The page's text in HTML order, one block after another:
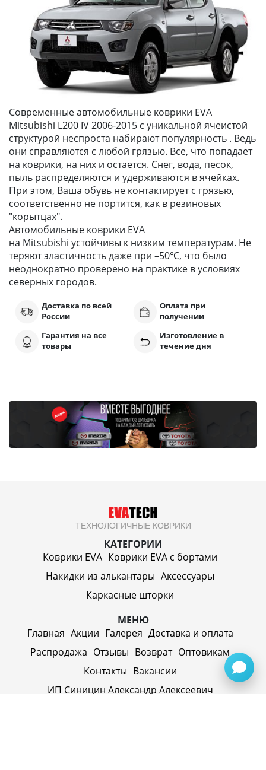
Современные автомобильные коврики EVA
Mitsubishi L200 IV 2006-2015 с уникальной ячеистой
структурой неспроста набирают популярность . Ведь
они справляются с любой грязью. Все, что попадает
на коврики, на них и остается. Снег, вода, песок,
пыль распределяются и удерживаются в ячейках.
При этом, Ваша обувь не контактирует с грязью,
соответственно не портится, как в резиновых
"корытцах".
Автомобильные коврики EVA
на Mitsubishi устойчивы к низким температурам. Не
теряют эластичность даже при –50℃, что было
неоднократно проверено на практике в условиях
северных городов.
Доставка по всей
России
Оплата при
получении
Гарантия на все
товары
Изготовление в
течение дня
ТЕХНОЛОГИЧНЫЕ КОВРИКИ
КАТЕГОРИИ
Коврики EVA Коврики EVA c бортами
Накидки из алькантары Аксессуары
Каркасные шторки
МЕНЮ
Главная Акции Галерея Доставка и оплата
Распродажа Отзывы Возврат Оптовикам
Контакты Вакансии
ИП Синицин Александр Алексеевич